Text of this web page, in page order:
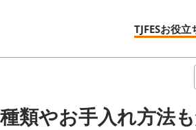
TJFESお役
類やお手入れ方法